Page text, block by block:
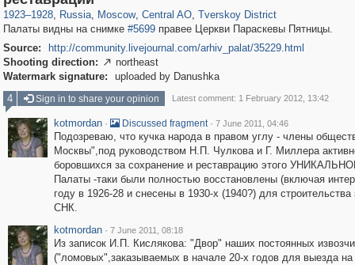
1923–1928, Russia, Moscow, Central AO, Tverskoy District
Палаты видны на снимке #5699правее Церкви Параскевы Пятницы.
Source:
http://community.livejournal.com/arhiv_palat/35229.html
Shooting direction:  northeast
Watermark signature:
uploaded by Danushka
4
Sign in to share your opinion Latest comment: 1 February 2012, 13:42
kotmordan · Discussed fragment · 7 June 2011, 04:46
Подозреваю, что кучка народа в правом углу - члены
Москвы",под руководством Н.П. Чулкова и Г. Миллера
боровшихся за сохранение и реставрацию этого
Палаты -таки были полностью восстановлены (включая
году в 1926-28 и снесены в 1930-х (1940?) для строительства
СНК.
kotmordan · 7 June 2011, 08:18
Из записок И.П. Кислякова: "Двор" наших постоянных
("ломовых",заказываемых в начале 20-х годов для выезда на